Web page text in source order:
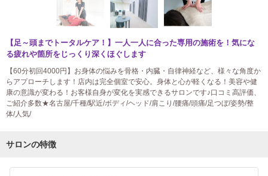
【足～頭までトータルケア！】一人一人に合った専用の施術を！気にな
る疲れや箇所をじっくり深くほぐします
【60分初回4000円】お身体の悩みを骨格・内臓・自律神経など、様々な角度か
らアプローチします！店内は完全個室で安心。身体と心が軽くなる！美容や健
康の意識が変わる！お客様自身が変化を実感できるサロンです♪口コミ高評価、
ご紹介多数★名古屋/千種/駅近/ボディ/ヘッド/肩こり/腰痛/頭痛/足つぼ/姿勢/整
体/人気/
サロンの特徴